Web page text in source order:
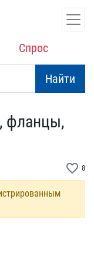
Спрос
Найти
фл​анцы,
favorite_border 8